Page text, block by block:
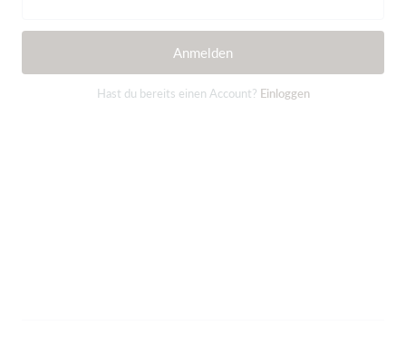
Anmelden
Hast du bereits einen Account? Einloggen